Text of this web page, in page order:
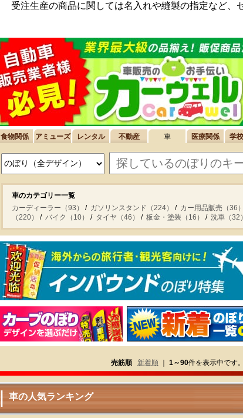
受注生産の商品に関しては名入れや縫製の指定など、
食物関係 アミューズ レンタル 不動産 車 医療関係 学
車のカテゴリー一覧
カーディーラー（93）
ガソリンスタンド（224） カー用品販売（36）
（220）
バイク（10） タイヤ（46） 板金・塗装（16） 洗車（32）
売筋順 新着順 1～90件を表示中です
車の人気ランキング